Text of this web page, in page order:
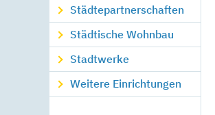
Städtepartnerschaften
Städtische Wohnbau
Stadtwerke
Weitere Einrichtungen